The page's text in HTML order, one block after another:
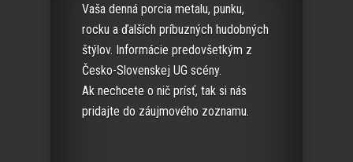
Vaša denná porcia metalu, punku,
rocku a ďalších príbuzných hudobných
štýlov. Informácie predovšetkým z
Česko-Slovenskej UG scény.
Ak nechcete o nič prísť, tak si nás
pridajte do záujmového zoznamu.